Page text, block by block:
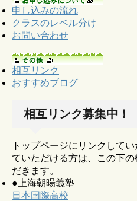
申し込みの流れ
クラスのレベル分け
お問い合わせ
相互リンク
おすすめブログ
相互リンク募集中！
トップページにリンクして
ていただける方は、この下
だきます。
●上海朝暘義塾
日本国際高校